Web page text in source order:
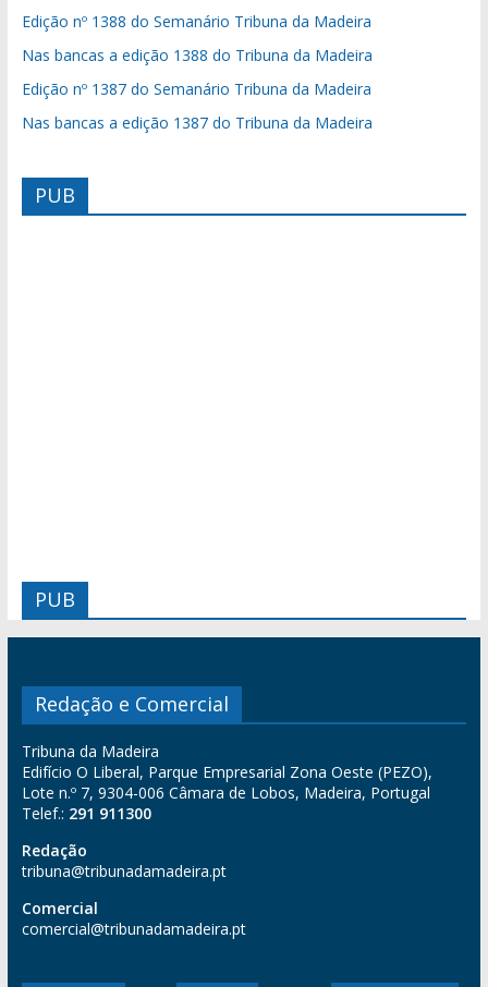
Edição nº 1388 do Semanário Tribuna da Madeira
Nas bancas a edição 1388 do Tribuna da Madeira
Edição nº 1387 do Semanário Tribuna da Madeira
Nas bancas a edição 1387 do Tribuna da Madeira
PUB
PUB
Redação e Comercial
Tribuna da Madeira
Edifício O Liberal, Parque Empresarial Zona Oeste (PEZO),
Lote n.º 7, 9304-006 Câmara de Lobos, Madeira, Portugal
Telef.: 291 911300
Redação
tribuna@tribunadamadeira.pt
Comercial
comercial@tribunadamadeira.pt